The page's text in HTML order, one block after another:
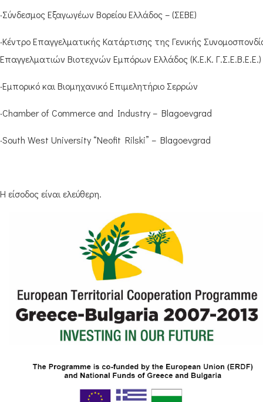
·Σύνδεσμος Εξαγωγέων Βορείου Ελλάδος – (ΣΕΒΕ)
·Κέντρο Επαγγελματικής Κατάρτισης της Γενικής
Επαγγελματιών Βιοτεχνών Εμπόρων Ελλάδος (Κ.Ε.Κ. Γ.Σ.Ε.Β.Ε.Ε.)
·Εμπορικό και Βιομηχανικό Επιμελητήριο Σερρών
·Chamber of Commerce and Industry – Blagoevgrad
·South West University “Neofit Rilski” – Blagoevgrad
Η είσοδος είναι ελεύθερη.